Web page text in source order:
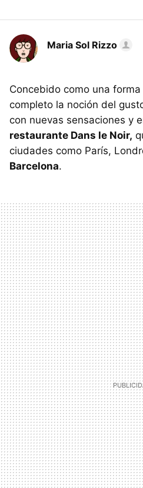
Maria Sol Rizzo
Concebido como una
completo la noción del
con nuevas sensaciones y
restaurante Dans le Noir,
ciudades como París,
Barcelona.